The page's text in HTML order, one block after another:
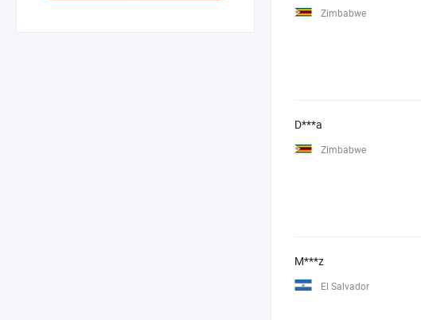
Zimbabwe
D***a
Zimbabwe
M***z
El Salvador